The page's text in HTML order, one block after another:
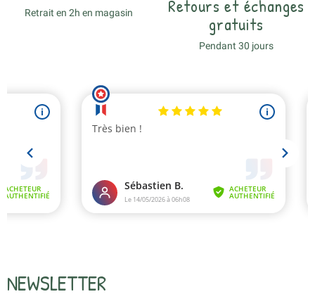
Retrait en 2h en magasin
Retours et échanges
gratuits
Pendant 30 jours
NEWSLETTER